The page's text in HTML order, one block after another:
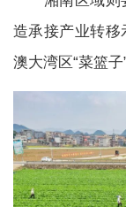
造承接产业转移
澳大湾区“菜篮子